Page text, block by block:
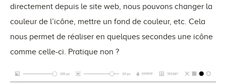
directement depuis le site web, nous pouvons changer la
couleur de l’icône, mettre un fond de couleur, etc. Cela
nous permet de réaliser en quelques secondes une icône
comme celle-ci. Pratique non ?